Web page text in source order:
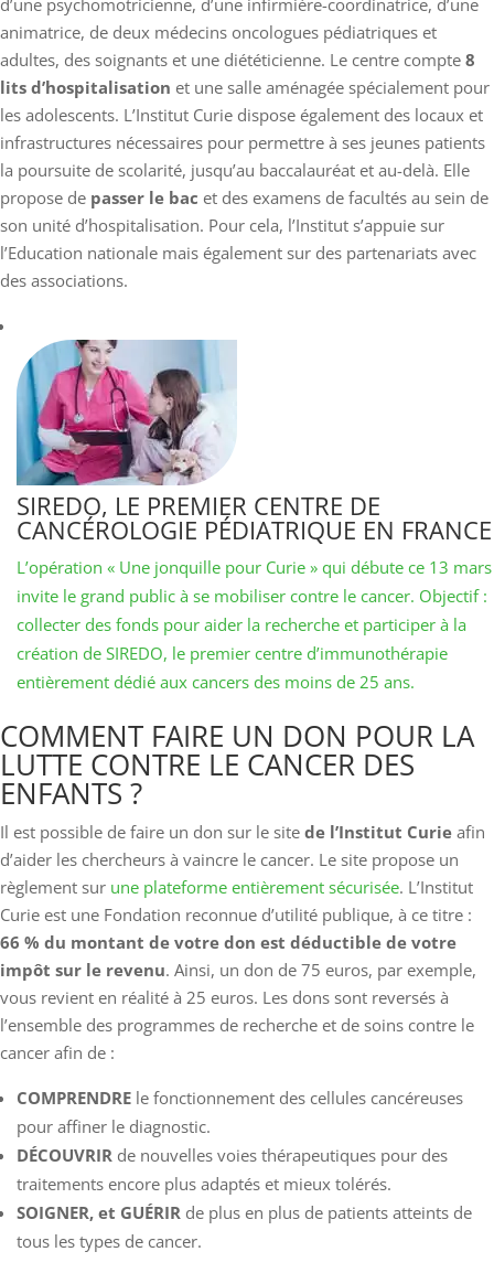
d’une psychomotricienne, d’une infirmière-coordinatrice, d’une
animatrice, de deux médecins oncologues pédiatriques et
adultes, des soignants et une diététicienne. Le centre compte 8
lits d’hospitalisation et une salle aménagée spécialement pour
les adolescents. L’Institut Curie dispose également des locaux et
infrastructures nécessaires pour permettre à ses jeunes patients
la poursuite de scolarité, jusqu’au baccalauréat et au-delà. Elle
propose de passer le bac et des examens de facultés au sein de
son unité d’hospitalisation. Pour cela, l’Institut s’appuie sur
l’Education nationale mais également sur des partenariats avec
des associations.
SIREDO, LE PREMIER CENTRE DE
CANCÉROLOGIE PÉDIATRIQUE EN FRANCE
L’opération « Une jonquille pour Curie » qui débute ce 13 mars
invite le grand public à se mobiliser contre le cancer. Objectif :
collecter des fonds pour aider la recherche et participer à la
création de SIREDO, le premier centre d’immunothérapie
entièrement dédié aux cancers des moins de 25 ans.
COMMENT FAIRE UN DON POUR LA
LUTTE CONTRE LE CANCER DES
ENFANTS ?
Il est possible de faire un don sur le site de l’Institut Curie afin
d’aider les chercheurs à vaincre le cancer. Le site propose un
règlement sur une plateforme entièrement sécurisée. L’Institut
Curie est une Fondation reconnue d’utilité publique, à ce titre :
66 % du montant de votre don est déductible de votre
impôt sur le revenu. Ainsi, un don de 75 euros, par exemple,
vous revient en réalité à 25 euros. Les dons sont reversés à
l’ensemble des programmes de recherche et de soins contre le
cancer afin de :
COMPRENDRE le fonctionnement des cellules cancéreuses
pour affiner le diagnostic.
DÉCOUVRIR de nouvelles voies thérapeutiques pour des
traitements encore plus adaptés et mieux tolérés.
SOIGNER, et GUÉRIR de plus en plus de patients atteints de
tous les types de cancer.